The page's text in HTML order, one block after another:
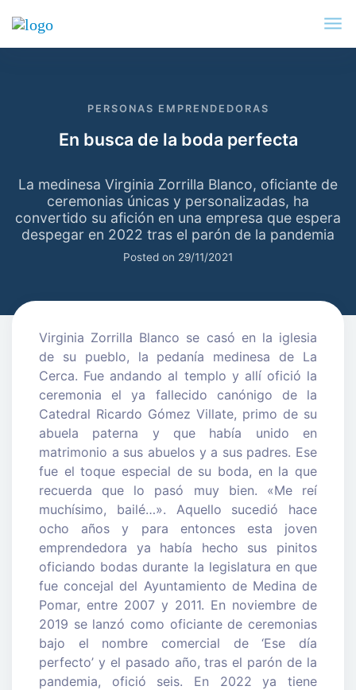
PERSONAS EMPRENDEDORAS
En busca de la boda perfecta
La medinesa Virginia Zorrilla Blanco, oficiante de
ceremonias únicas y personalizadas, ha
convertido su afición en una empresa que espera
despegar en 2022 tras el parón de la pandemia
Posted on 29/11/2021
Virginia Zorrilla Blanco se casó en la iglesia
de su pueblo, la pedanía medinesa de La
Cerca. Fue andando al templo y allí ofició la
ceremonia el ya fallecido canónigo de la
Catedral Ricardo Gómez Villate, primo de su
abuela paterna y que había unido en
matrimonio a sus abuelos y a sus padres. Ese
fue el toque especial de su boda, en la que
recuerda que lo pasó muy bien. «Me reí
muchísimo, bailé…». Aquello sucedió hace
ocho años y para entonces esta joven
emprendedora ya había hecho sus pinitos
oficiando bodas durante la legislatura en que
fue concejal del Ayuntamiento de Medina de
Pomar, entre 2007 y 2011. En noviembre de
2019 se lanzó como oficiante de ceremonias
bajo el nombre comercial de ‘Ese día
perfecto’ y el pasado año, tras el parón de la
pandemia, ofició seis. En 2022 ya tiene